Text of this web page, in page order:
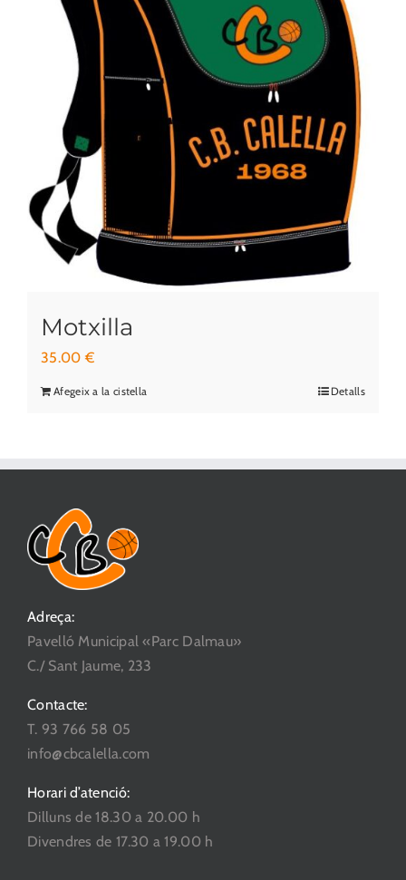
Motxilla
35.00€
Afegeix a la cistella Detalls
Adreça:
Pavelló Municipal «Parc Dalmau»
C./ Sant Jaume, 233
Contacte:
T. 93 766 58 05
info@cbcalella.com
Horari d’atenció:
Dilluns de 18.30 a 20.00 h
Divendres de 17.30 a 19.00 h